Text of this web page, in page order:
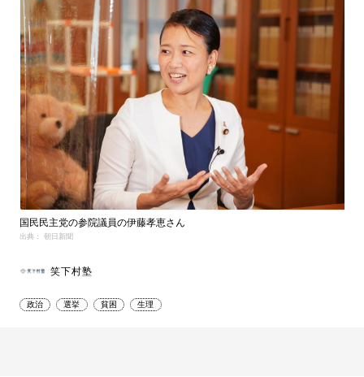
国民民主党の参院議員の伊藤孝恵さん
出典： 朝日新聞
笑下村塾
政治 選挙 貧困 生理